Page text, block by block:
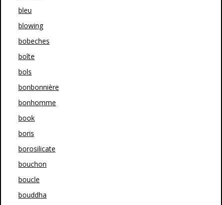
bleu
blowing
bobeches
boîte
bols
bonbonnière
bonhomme
book
boris
borosilicate
bouchon
boucle
bouddha